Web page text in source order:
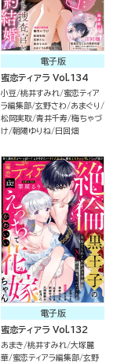
電子版
蜜恋ティアラ Vol.134
小豆 桃井すみれ
蜜恋ティア
ラ編集部 玄野さわ
あまぐり
松岡実取 青井千寿 梅ちゃづ
け 朝陽ゆりね 日回畑
電子版
蜜恋ティアラ Vol.132
あまき 桃井すみれ 大塚麗
華 蜜恋ティアラ編集部 玄野